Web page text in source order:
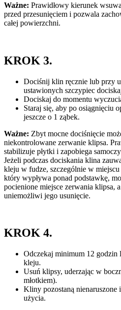
Ważne: Prawidłowy kierunek
przed przesunięciem i pozwala
całej powierzchni.
KROK 3.
Dociśnij klin ręcznie lub przy
ustawionych szczypiec
Dociskaj do momentu
Staraj się, aby po osiągnięciu
jeszcze o 1 ząbek.
Ważne: Zbyt mocne dociśnięcie
niekontrolowane zerwanie klipsa.
stabilizuje płytki i zapobiega
Jeżeli podczas dociskania klina
kleju w fudze, szczególnie w
który wypływa ponad podstawkę,
pocienione miejsce zerwania klipsa,
uniemożliwi jego usunięcie.
KROK 4.
Odczekaj minimum 12 godzin
kleju.
Usuń klipsy, uderzając w
młotkiem).
Kliny pozostaną
użycia.